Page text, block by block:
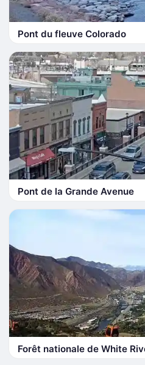
Pont du fleuve Colorado
Pont de la Grande Avenue
Forêt nationale de White